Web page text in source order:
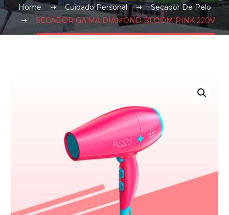
Home Cuidado Personal
Secador De Pelo
SECADOR GA.MA DIAMOND BLOOM PINK 220V